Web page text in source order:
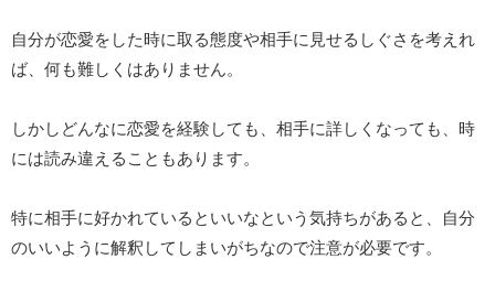
自分が恋愛をした時に取る態度や相手に見せるしぐさを考えれ
ば、何も難しくはありません。
しかしどんなに恋愛を経験しても、相手に詳しくなっても、時
には読み違えることもあります。
特に相手に好かれているといいなという気持ちがあると、自分
のいいように解釈してしまいがちなので注意が必要です。